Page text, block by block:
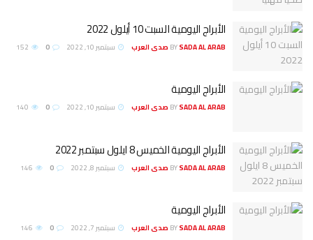
الأبراج اليومية السبت 10 أيلول 2022
BYSADA AL ARAB صدى العرب سبتمبر 10, 2022
الأبراج اليومية
BYSADA AL ARAB صدى العرب سبتمبر 10, 2022
الأبراج اليومية الخميس 8 ايلول سبتمبر 2022
BYSADA AL ARAB صدى العرب سبتمبر 8, 2022
الأبراج اليومية
BYSADA AL ARAB صدى العرب سبتمبر 7, 2022